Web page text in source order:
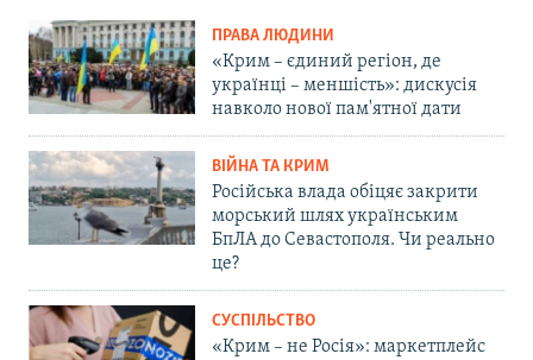
ПРАВА ЛЮДИНИ
«Крим – єдиний регіон, де
українці – меншість»: дискусія
навколо нової пам'ятної дати
ВІЙНА ТА КРИМ
Російська влада обіцяє закрити
морський шлях українським
БпЛА до Севастополя. Чи реально
це?
СУСПІЛЬСТВО
«Крим – не Росія»: маркетплейс